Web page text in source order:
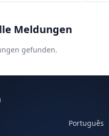
Meldungen
gefunden.
Português